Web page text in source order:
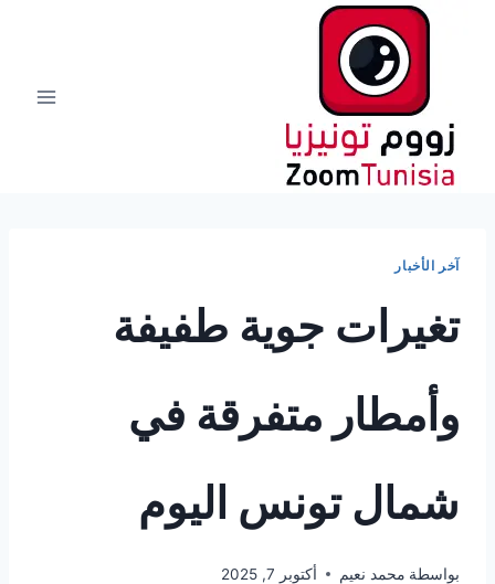
آخر الأخبار
تغيرات جوية طفيفة
وأمطار متفرقة في
شمال تونس اليوم
بواسطة محمد نعيم أكتوبر 7, 2025